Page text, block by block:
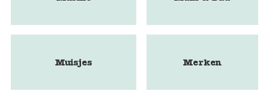
Muisjes Merken